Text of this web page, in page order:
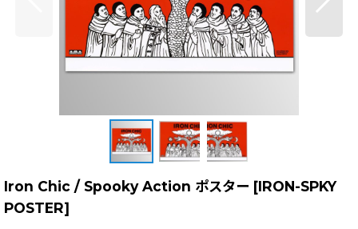
Iron Chic / Spooky Action ポスター [IRON-SPKY
POSTER]